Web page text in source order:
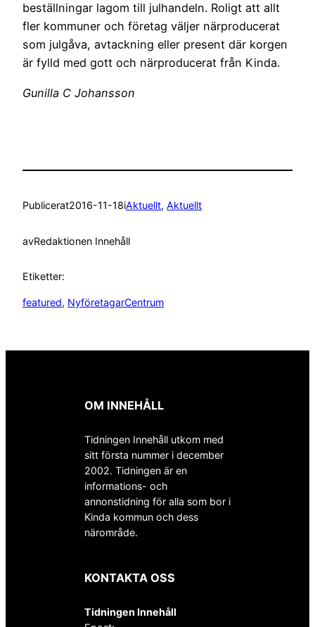
beställningar lagom till julhandeln. Roligt att allt
fler kommuner och företag väljer närproducerat
som julgåva, avtackning eller present där korgen
är fylld med gott och närproducerat från Kinda.
Gunilla C Johansson
Publicerat2016-11-18iAktuellt, Aktuellt
avRedaktionen Innehåll
Etiketter:
featured, NyföretagarCentrum
OM INNEHÅLL
Tidningen Innehåll utkom med
sitt första nummer i december
2002. Tidningen är en
informations- och
annonstidning för alla som bor i
Kinda kommun och dess
närområde.
KONTAKTA OSS
Tidningen Innehåll